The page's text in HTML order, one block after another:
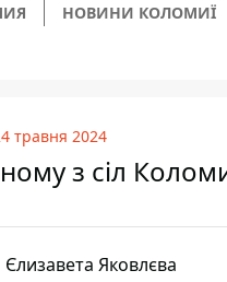
НОВИНИ КОЛОМИЇ
травня 2024
з сіл
Єлизавета Яковлєва